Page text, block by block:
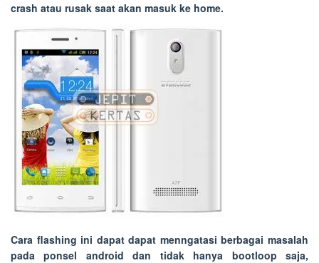
crash atau rusak saat akan masuk ke home.
Cara flashing ini dapat dapat menngatasi berbagai masalah
pada ponsel android dan tidak hanya bootloop saja,